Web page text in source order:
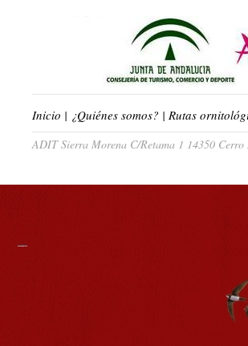
Inicio | ¿Quiénes somos? | Rutas
ADIT Sierra Morena C/Retama 1 14350